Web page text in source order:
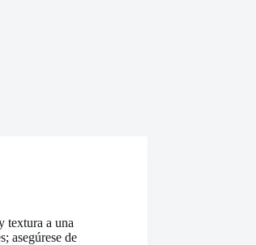
textura a una
asegúrese de